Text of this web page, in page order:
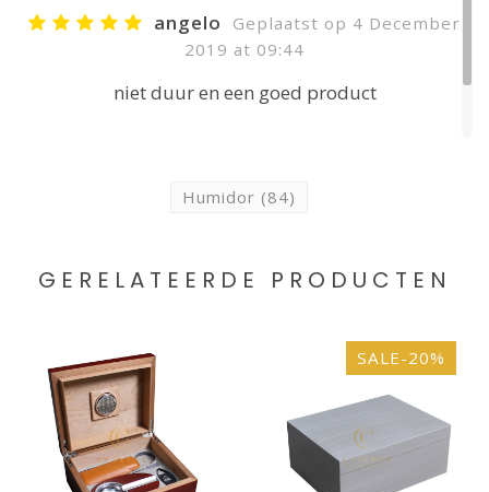
angelo
Geplaatst op 4 December
2019 at 09:44
niet duur en een goed product
Humidor (84)
GERELATEERDE PRODUCTEN
SALE-20%